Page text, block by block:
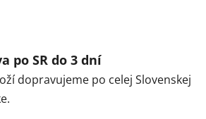
po SR do 3 dní
dopravujeme po celej Slovenskej